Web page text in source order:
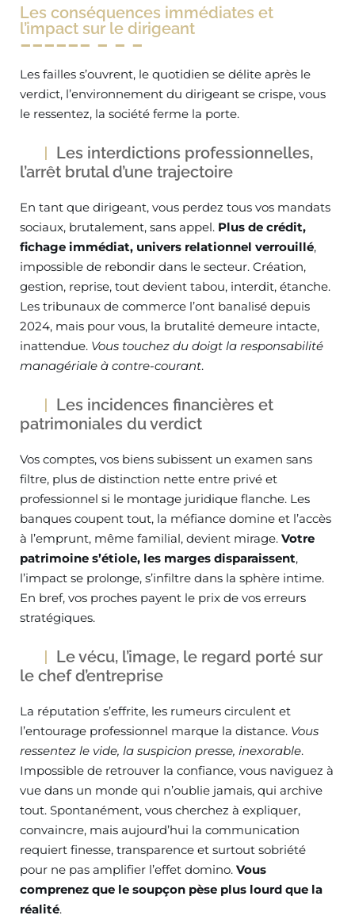
Les conséquences immédiates et
l’impact sur le dirigeant
Les failles s’ouvrent, le quotidien se délite après le
verdict, l’environnement du dirigeant se crispe, vous
le ressentez, la société ferme la porte.
Les interdictions professionnelles,
l’arrêt brutal d’une trajectoire
En tant que dirigeant, vous perdez tous vos mandats
sociaux, brutalement, sans appel. Plus de crédit,
fichage immédiat, univers relationnel verrouillé,
impossible de rebondir dans le secteur. Création,
gestion, reprise, tout devient tabou, interdit, étanche.
Les tribunaux de commerce l’ont banalisé depuis
2024, mais pour vous, la brutalité demeure intacte,
inattendue. Vous touchez du doigt la responsabilité
managériale à contre-courant.
Les incidences financières et
patrimoniales du verdict
Vos comptes, vos biens subissent un examen sans
filtre, plus de distinction nette entre privé et
professionnel si le montage juridique flanche. Les
banques coupent tout, la méfiance domine et l’accès
à l’emprunt, même familial, devient mirage. Votre
patrimoine s’étiole, les marges disparaissent,
l’impact se prolonge, s’infiltre dans la sphère intime.
En bref, vos proches payent le prix de vos erreurs
stratégiques.
Le vécu, l’image, le regard porté sur
le chef d’entreprise
La réputation s’effrite, les rumeurs circulent et
l’entourage professionnel marque la distance. Vous
ressentez le vide, la suspicion presse, inexorable.
Impossible de retrouver la confiance, vous naviguez à
vue dans un monde qui n’oublie jamais, qui archive
tout. Spontanément, vous cherchez à expliquer,
convaincre, mais aujourd’hui la communication
requiert finesse, transparence et surtout sobriété
pour ne pas amplifier l’effet domino. Vous
comprenez que le soupçon pèse plus lourd que la
réalité.